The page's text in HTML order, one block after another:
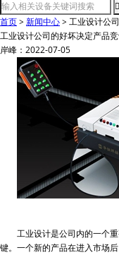
首页> 新闻中心> 工业设计公
工业设计公司的好坏决定产品
岸峰：2022-07-05
工业设计是公司内的一个重
键。一个新的产品在进入市场